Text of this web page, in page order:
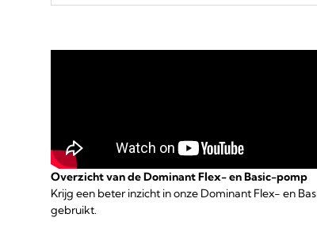
Overzicht van de Dominant Flex- en Basic-pomp
Krijg een beter inzicht in onze Dominant Flex- en
gebruikt.